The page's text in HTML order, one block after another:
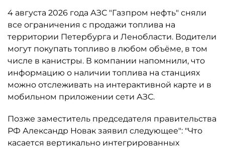
4 августа 2026 года АЗС "Газпром нефть" сняли
все ограничения с продажи топлива на
территории Петербурга и Ленобласти. Водители
могут покупать топливо в любом объёме, в том
числе в канистры. В компании напомнили, что
информацию о наличии топлива на станциях
можно отслеживать на интерактивной карте и в
мобильном приложении сети АЗС.
Позже заместитель председателя правительства
РФ Александр Новак заявил следующее": "Что
касается вертикально интегрированных